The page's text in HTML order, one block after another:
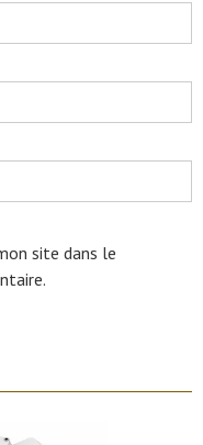
site dans le